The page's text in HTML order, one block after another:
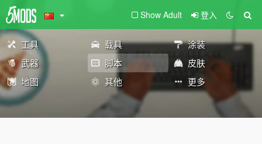
Show Adult 登入
工具 载具
涂装
武器
脚本
皮肤
地图
其他 更多